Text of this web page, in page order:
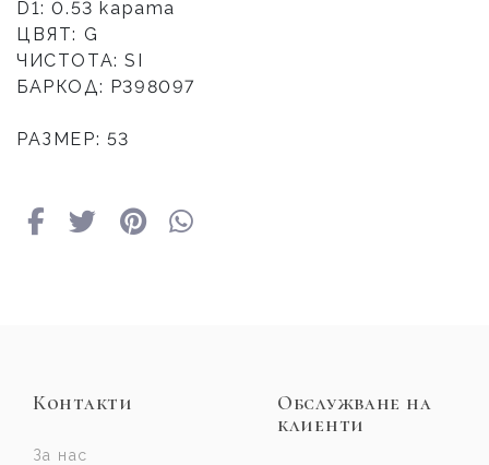
D1: 0.53 карата
ЦВЯТ: G
ЧИСТОТА: SI
БАРКОД: Р398097
РАЗМЕР: 53
Контакти
За нас
Обслужване на
клиенти